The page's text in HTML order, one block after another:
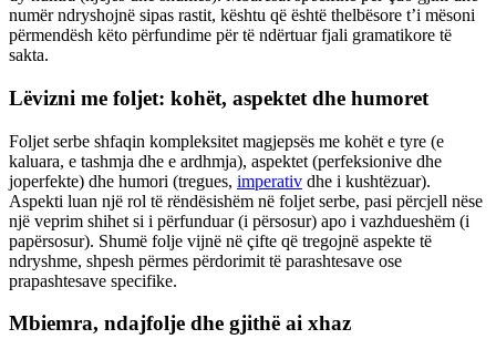
numër ndryshojnë sipas rastit, kështu që është thelbësore t’i mësoni
përmendësh këto përfundime për të ndërtuar fjali gramatikore të
sakta.
Lëvizni me foljet: kohët, aspektet dhe humoret
Foljet serbe shfaqin kompleksitet magjepsës me kohët e tyre (e
kaluara, e tashmja dhe e ardhmja), aspektet (perfeksionive dhe
joperfekte) dhe humori (tregues, imperativ dhe i kushtëzuar).
Aspekti luan një rol të rëndësishëm në foljet serbe, pasi përcjell nëse
një veprim shihet si i përfunduar (i përsosur) apo i vazhdueshëm (i
papërsosur). Shumë folje vijnë në çifte që tregojnë aspekte të
ndryshme, shpesh përmes përdorimit të parashtesave ose
prapashtesave specifike.
Mbiemra, ndajfolje dhe gjithë ai xhaz